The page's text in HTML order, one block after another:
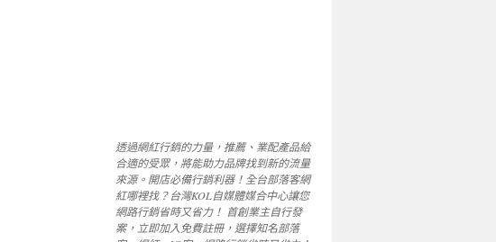
透過網紅行銷的力量，推薦、業配產品給
合適的受眾，將能助力品牌找到新的流量
來源。開店必備行銷利器！全台部落客網
紅哪裡找？台灣KOL自媒體媒合中心讓您
網路行銷省時又省力！ 首創業主自行發
案，立即加入免費註冊，選擇知名部落